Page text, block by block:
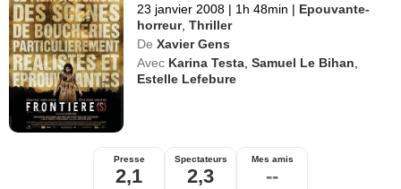
23 janvier 2008 | 1h 48min | Epouvante-
horreur,Thriller
De Xavier Gens
Avec Karina Testa ,Samuel Le Bihan
Estelle Lefebure
Presse
2,1
Spectateurs
2,3
Mes amis
--